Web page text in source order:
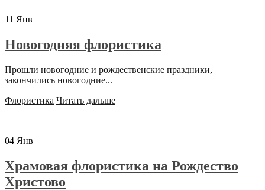
11 Янв
Новогодняя флористика
Прошли новогодние и рождественские праздники,
закончились новогодние...
Флористика Читать дальше
04 Янв
Храмовая флористика на Рождество
Христово